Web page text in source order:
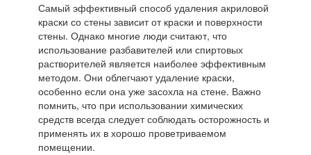
Самый эффективный способ удаления акриловой
краски со стены зависит от краски и поверхности
стены. Однако многие люди считают, что
использование разбавителей или спиртовых
растворителей является наиболее эффективным
методом. Они облегчают удаление краски,
особенно если она уже засохла на стене. Важно
помнить, что при использовании химических
средств всегда следует соблюдать осторожность и
применять их в хорошо проветриваемом
помещении.